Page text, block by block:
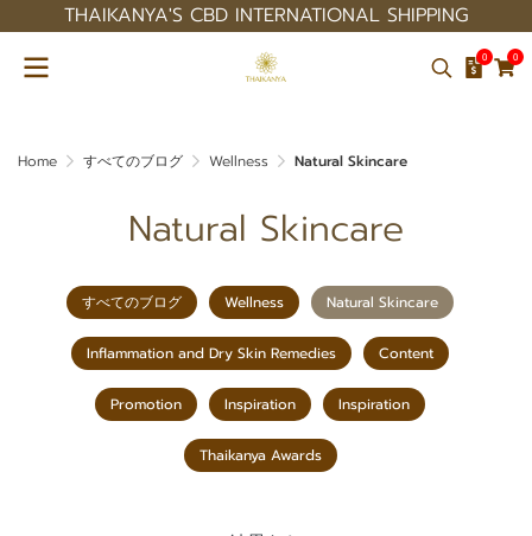
THAIKANYA'S CBD INTERNATIONAL SHIPPING
0 0
Home すべてのブログ Wellness Natural Skincare
Natural Skincare
すべてのブログ Wellness Natural Skincare
Inflammation and Dry Skin Remedies Content
Promotion Inspiration Inspiration
Thaikanya Awards